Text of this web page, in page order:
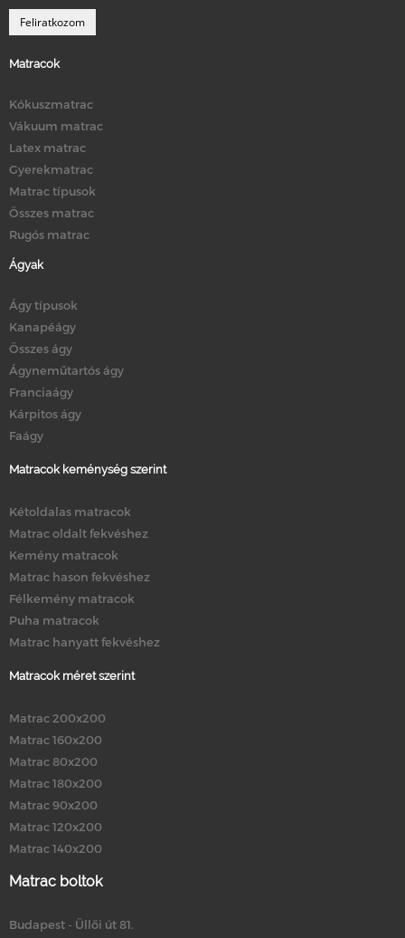
Matracok
Kókuszmatrac
Vákuum matrac
Latex matrac
Gyerekmatrac
Matrac típusok
Összes matrac
Rugós matrac
Ágyak
Ágy típusok
Kanapéágy
Összes ágy
Ágyneműtartós ágy
Franciaágy
Kárpitos ágy
Faágy
Matracok keménység szerint
Kétoldalas matracok
Matrac oldalt fekvéshez
Kemény matracok
Matrac hason fekvéshez
Félkemény matracok
Puha matracok
Matrac hanyatt fekvéshez
Matracok méret szerint
Matrac 200x200
Matrac 160x200
Matrac 80x200
Matrac 180x200
Matrac 90x200
Matrac 120x200
Matrac 140x200
Matrac boltok
Budapest - Üllői út 81.